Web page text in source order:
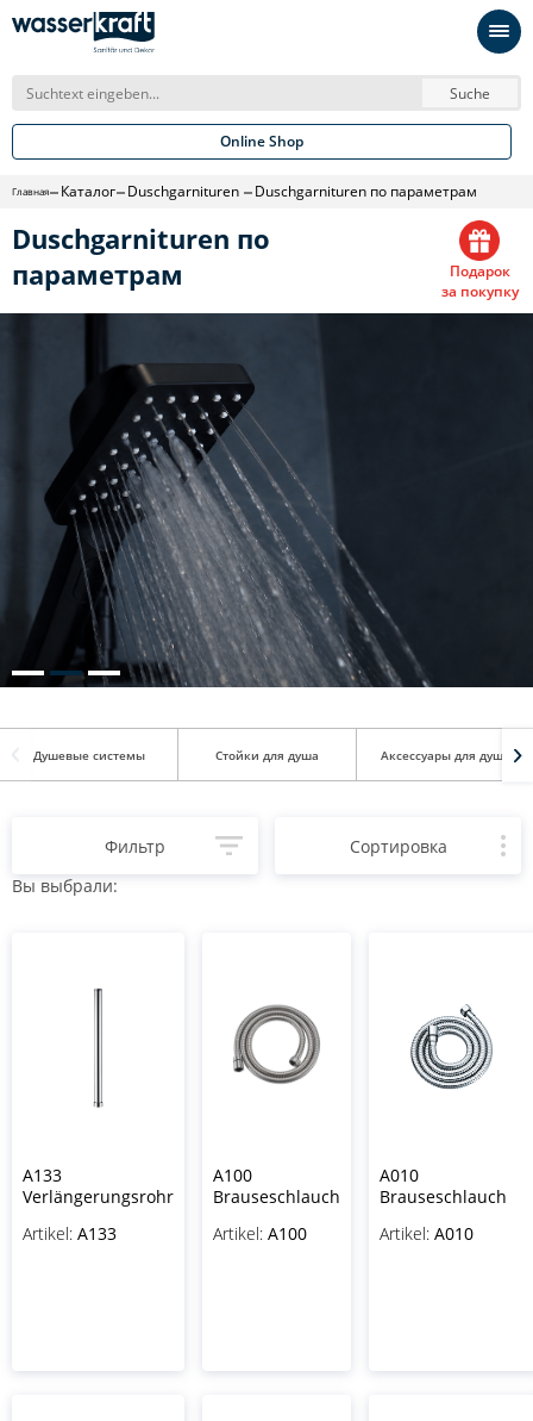
Suche
Online Shop
Главная Каталог Duschgarnituren Duschgarnituren по параметрам
Duschgarnituren по
параметрам
Подарок
за покупку
Душевые системы Стойки для душа Аксессуары для душа
Фильтр
Сортировка
Вы выбрали:
A133
Verlängerungsrohr
Artikel: A133
A100
Brauseschlauch
Artikel: A100
A010
Brauseschlauch
Artikel: A010